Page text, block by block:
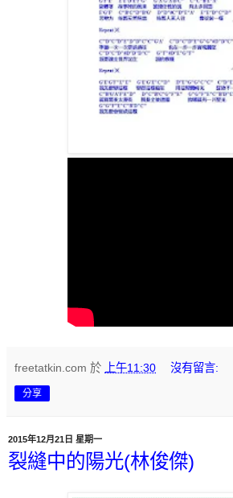
freetatkin.com 於 上午11:30 沒有留言:
分享
2015年12月21日 星期一
裂縫中的陽光(林俊傑)